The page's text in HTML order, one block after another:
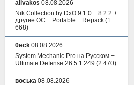
alivakos 08.08.2026
Nik Collection by DxO 9.1.0 + 8.2.2 +
другие ОС + Portable + Repack (1
668)
0eck 08.08.2026
System Mechanic Pro на Русском +
Ultimate Defense 26.5.1.249 (2 470)
воська 08.08.2026